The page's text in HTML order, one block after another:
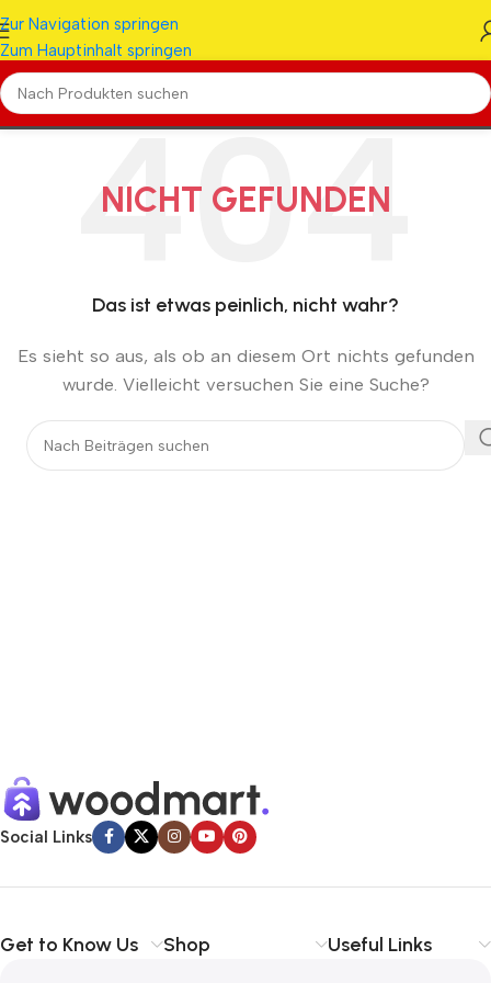
Zur Navigation springen
Zum Hauptinhalt springen
NICHT GEFUNDEN
Das ist etwas peinlich, nicht wahr?
Es sieht so aus, als ob an diesem Ort nichts gefunden
wurde. Vielleicht versuchen Sie eine Suche?
Social Links
Get to Know Us Shop Useful Links